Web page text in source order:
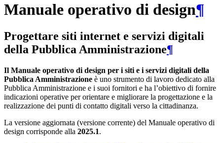
Manuale operativo di design¶
Progettare siti internet e servizi digitali
della Pubblica Amministrazione¶
Il Manuale operativo di design per i siti e i servizi digitali della
Pubblica Amministrazione è uno strumento di lavoro dedicato alla
Pubblica Amministrazione e i suoi fornitori e ha l’obiettivo di fornire
indicazioni operative per orientare e migliorare la progettazione e la
realizzazione dei punti di contatto digitali verso la cittadinanza.
La versione aggiornata (versione corrente) del Manuale operativo di
design corrisponde alla 2025.1.